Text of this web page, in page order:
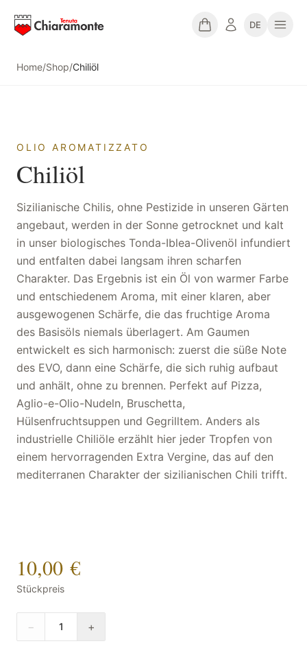
DE
Home/Shop/Chiliöl
OLIO AROMATIZZATO
Chiliöl
Sizilianische Chilis, ohne Pestizide in unseren Gärten
angebaut, werden in der Sonne getrocknet und kalt
in unser biologisches Tonda-Iblea-Olivenöl infundiert
und entfalten dabei langsam ihren scharfen
Charakter. Das Ergebnis ist ein Öl von warmer Farbe
und entschiedenem Aroma, mit einer klaren, aber
ausgewogenen Schärfe, die das fruchtige Aroma
des Basisöls niemals überlagert. Am Gaumen
entwickelt es sich harmonisch: zuerst die süße Note
des EVO, dann eine Schärfe, die sich ruhig aufbaut
und anhält, ohne zu brennen. Perfekt auf Pizza,
Aglio-e-Olio-Nudeln, Bruschetta,
Hülsenfruchtsuppen und Gegrilltem. Anders als
industrielle Chiliöle erzählt hier jeder Tropfen von
einem hervorragenden Extra Vergine, das auf den
mediterranen Charakter der sizilianischen Chili trifft.
10,00 €
Stückpreis
− 1 +